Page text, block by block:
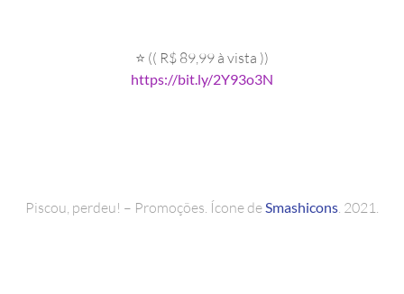
⭐ (( R$ 89,99 à vista ))
https://bit.ly/2Y93o3N
Piscou, perdeu! – Promoções. Ícone de Smashicons . 2021.